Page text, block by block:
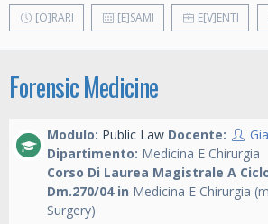
[O]RARI [E]SAMI E[V]ENTI
Forensic Medicine
Modulo: Public Law Docente:
Dipartimento: Medicina E Chirurgia
Corso Di Laurea Magistrale A
Dm.270/04 in Medicina E Chirurgia
Surgery)